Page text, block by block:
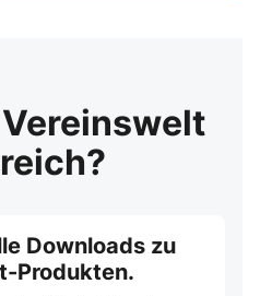
Downloads zu
Produkten.